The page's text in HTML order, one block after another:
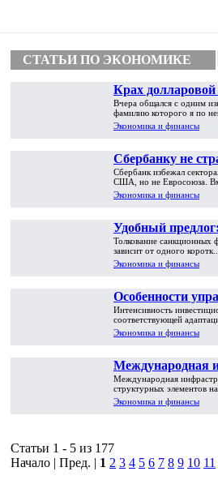
СТАТЬИ ПО ЭКОНОМИКЕ
Крах
пути обрушения
Вчера общался с одним
фамилию которого я по
Экономика и финансы
Сбербанку не
подготовился к
Сбербанк избежал
США, но не Евросоюза.
Экономика и финансы
Удобный
расширило
Толкование санкционных
зависит от одного коротк...
Экономика и финансы
Особенности
инвестиционной
организации с
развития
Интенсивность
соответствующей
Экономика и финансы
Международная
Международная
структурных элементов
Экономика и финансы
Статьи 1 - 5 из 177
Начало | Пред. | 1 2 3 4 5 6 7 8 9 10 11